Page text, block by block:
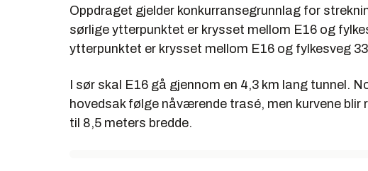
Oppdraget gjelder konkurransegrunnlag for
sørlige ytterpunktet er krysset mellom E16 og
ytterpunktet er krysset mellom E16 og fylkesveg
I sør skal E16 gå gjennom en 4,3 km lang tunnel.
hovedsak følge nåværende trasé, men kurvene
til 8,5 meters bredde.